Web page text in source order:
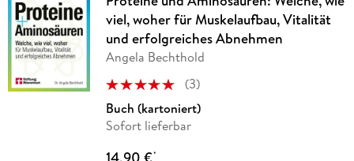
viel, woher für Muskelaufbau, Vitalität
und erfolgreiches Abnehmen
Angela Bechthold
(3)
Buch (kartoniert)
Sofort lieferbar
*